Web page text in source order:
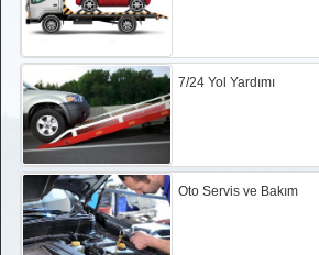
7/24 Yol Yardımı
Oto Servis ve Bakım